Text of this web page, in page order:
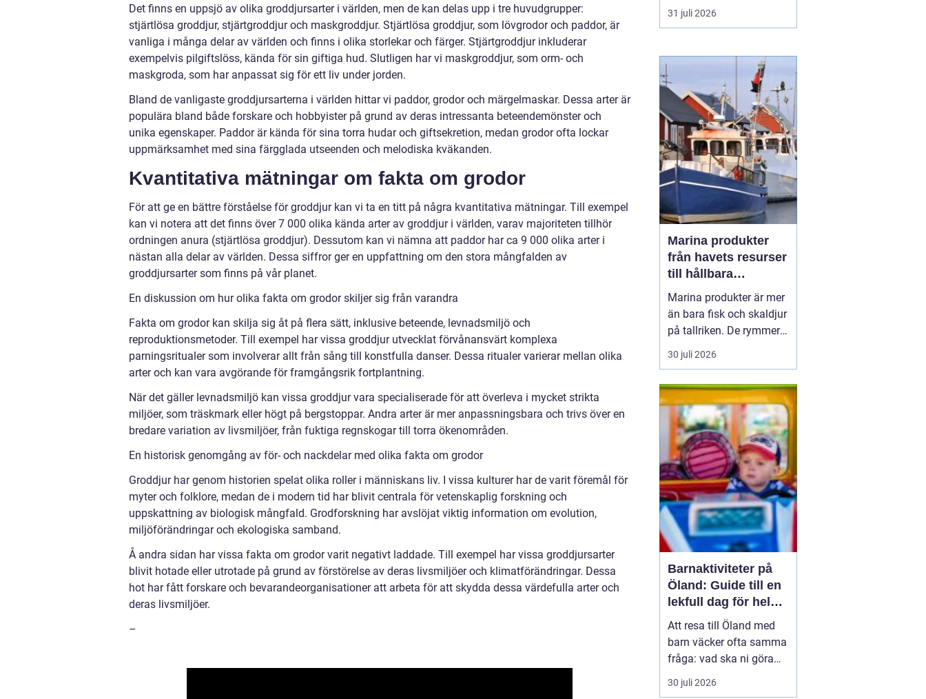
Det finns en uppsjö av olika groddjursarter i världen, men de kan delas upp i tre huvudgrupper:
stjärtlösa groddjur, stjärtgroddjur och maskgroddjur. Stjärtlösa groddjur, som lövgrodor och paddor, är
vanliga i många delar av världen och finns i olika storlekar och färger. Stjärtgroddjur inkluderar
exempelvis pilgiftslöss, kända för sin giftiga hud. Slutligen har vi maskgroddjur, som orm- och
maskgroda, som har anpassat sig för ett liv under jorden.
Bland de vanligaste groddjursarterna i världen hittar vi paddor, grodor och märgelmaskar. Dessa arter är
populära bland både forskare och hobbyister på grund av deras intressanta beteendemönster och
unika egenskaper. Paddor är kända för sina torra hudar och giftsekretion, medan grodor ofta lockar
uppmärksamhet med sina färgglada utseenden och melodiska kväkanden.
Kvantitativa mätningar om fakta om grodor
För att ge en bättre förståelse för groddjur kan vi ta en titt på några kvantitativa mätningar. Till exempel
kan vi notera att det finns över 7 000 olika kända arter av groddjur i världen, varav majoriteten tillhör
ordningen anura (stjärtlösa groddjur). Dessutom kan vi nämna att paddor har ca 9 000 olika arter i
nästan alla delar av världen. Dessa siffror ger en uppfattning om den stora mångfalden av
groddjursarter som finns på vår planet.
En diskussion om hur olika fakta om grodor skiljer sig från varandra
Fakta om grodor kan skilja sig åt på flera sätt, inklusive beteende, levnadsmiljö och
reproduktionsmetoder. Till exempel har vissa groddjur utvecklat förvånansvärt komplexa
parningsritualer som involverar allt från sång till konstfulla danser. Dessa ritualer varierar mellan olika
arter och kan vara avgörande för framgångsrik fortplantning.
När det gäller levnadsmiljö kan vissa groddjur vara specialiserade för att överleva i mycket strikta
miljöer, som träskmark eller högt på bergstoppar. Andra arter är mer anpassningsbara och trivs över en
bredare variation av livsmiljöer, från fuktiga regnskogar till torra ökenområden.
En historisk genomgång av för- och nackdelar med olika fakta om grodor
Groddjur har genom historien spelat olika roller i människans liv. I vissa kulturer har de varit föremål för
myter och folklore, medan de i modern tid har blivit centrala för vetenskaplig forskning och
uppskattning av biologisk mångfald. Grodforskning har avslöjat viktig information om evolution,
miljöförändringar och ekologiska samband.
Å andra sidan har vissa fakta om grodor varit negativt laddade. Till exempel har vissa groddjursarter
blivit hotade eller utrotade på grund av förstörelse av deras livsmiljöer och klimatförändringar. Dessa
hot har fått forskare och bevarandeorganisationer att arbeta för att skydda dessa värdefulla arter och
deras livsmiljöer.
–
frisörbesöket en paus i
vardagen, en chans att
känna sig mer som sig
själv. I Älvsjö fi...
31 juli 2026
Marina produkter
från havets resurser
till hållbara
upplevelser
Marina produkter är mer
än bara fisk och skaldjur
på tallriken. De rymmer
allt från mat och hälsa
till friluftsliv, kultur och
områden spelar havet en
central roll för både
ekonomi och livskvalitet.
När fler söker sig mot
nat...
30 juli 2026
Barnaktiviteter på
Öland: Guide till en
lekfull dag för hela
familjen
Att resa till Öland med
barn väcker ofta samma
fråga: vad ska ni göra
för att alla ska trivas,
oavsett ålder och
30 juli 2026